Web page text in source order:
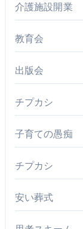
介護施設開業
教育会
出版会
チプカシ
子育ての愚痴
チプカシ
安い葬式